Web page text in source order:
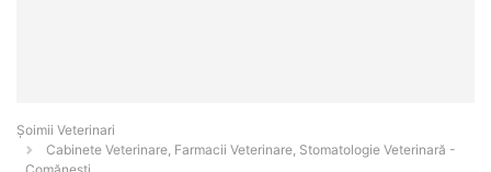
Șoimii Veterinari
Cabinete Veterinare, Farmacii Veterinare, Stomatologie Veterinară -